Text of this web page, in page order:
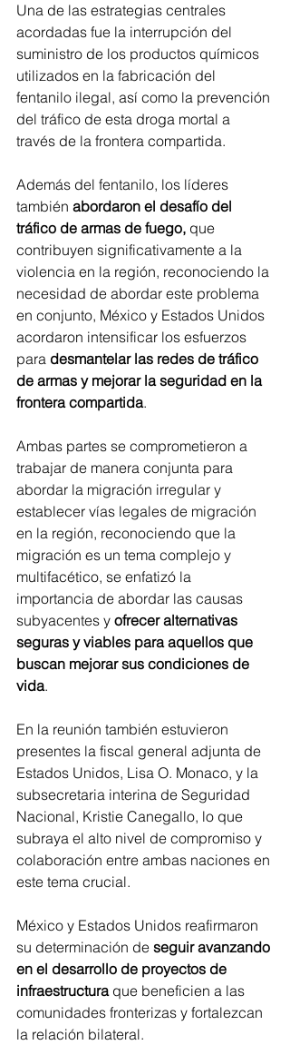
Una de las estrategias centrales
acordadas fue la interrupción del
suministro de los productos químicos
utilizados en la fabricación del
fentanilo ilegal, así como la prevención
del tráfico de esta droga mortal a
través de la frontera compartida.
Además del fentanilo, los líderes
también abordaron el desafío del
tráfico de armas de fuego, que
contribuyen significativamente a la
violencia en la región, reconociendo la
necesidad de abordar este problema
en conjunto, México y Estados Unidos
acordaron intensificar los esfuerzos
para desmantelar las redes de tráfico
de armas y mejorar la seguridad en la
frontera compartida.
Ambas partes se comprometieron a
trabajar de manera conjunta para
abordar la migración irregular y
establecer vías legales de migración
en la región, reconociendo que la
migración es un tema complejo y
multifacético, se enfatizó la
importancia de abordar las causas
subyacentes y ofrecer alternativas
seguras y viables para aquellos que
buscan mejorar sus condiciones de
vida.
En la reunión también estuvieron
presentes la fiscal general adjunta de
Estados Unidos, Lisa O. Monaco, y la
subsecretaria interina de Seguridad
Nacional, Kristie Canegallo, lo que
subraya el alto nivel de compromiso y
colaboración entre ambas naciones en
este tema crucial.
México y Estados Unidos reafirmaron
su determinación de seguir avanzando
en el desarrollo de proyectos de
infraestructura que beneficien a las
comunidades fronterizas y fortalezcan
la relación bilateral.